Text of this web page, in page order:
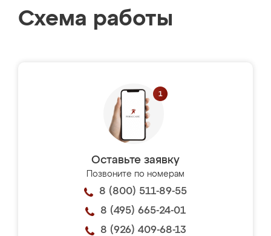
Схема работы
Оставьте заявку
Позвоните по номерам
8 (800) 511-89-55
8 (495) 665-24-01
8 (926) 409-68-13